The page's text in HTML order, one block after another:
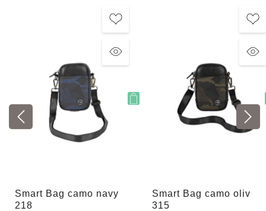
Smart Bag camo navy
218
Smart Bag camo oliv
315